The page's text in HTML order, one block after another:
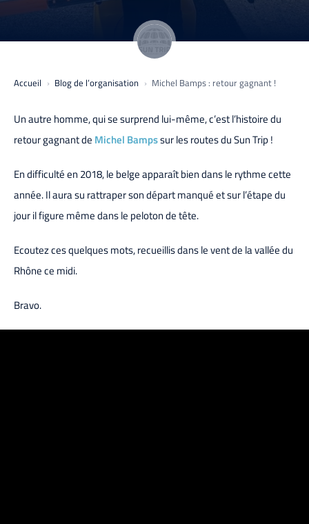
Accueil Blog de l’organisation Michel Bamps : retour gagnant !
Un autre homme, qui se surprend lui-même, c’est l’histoire du
retour gagnant de Michel Bampssur les routes du Sun Trip !
En difficulté en 2018, le belge apparaît bien dans le rythme cette
année. Il aura su rattraper son départ manqué et sur l’étape du
jour il figure même dans le peloton de tête.
Ecoutez ces quelques mots, recueillis dans le vent de la vallée du
Rhône ce midi.
Bravo.